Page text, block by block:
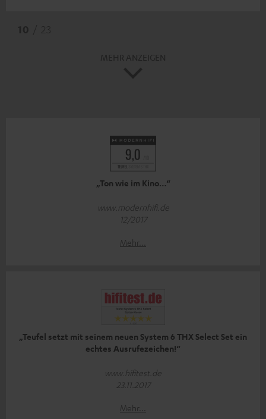
„Ton wie im Kino…“
www.modernhifi.de
12/2017
Mehr...
„Teufel setzt mit seinem neuen System 6 THX Select Set ein
echtes Ausrufezeichen!“
www.hifitest.de
23.11.2017
Mehr...